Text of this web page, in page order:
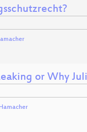
or Why